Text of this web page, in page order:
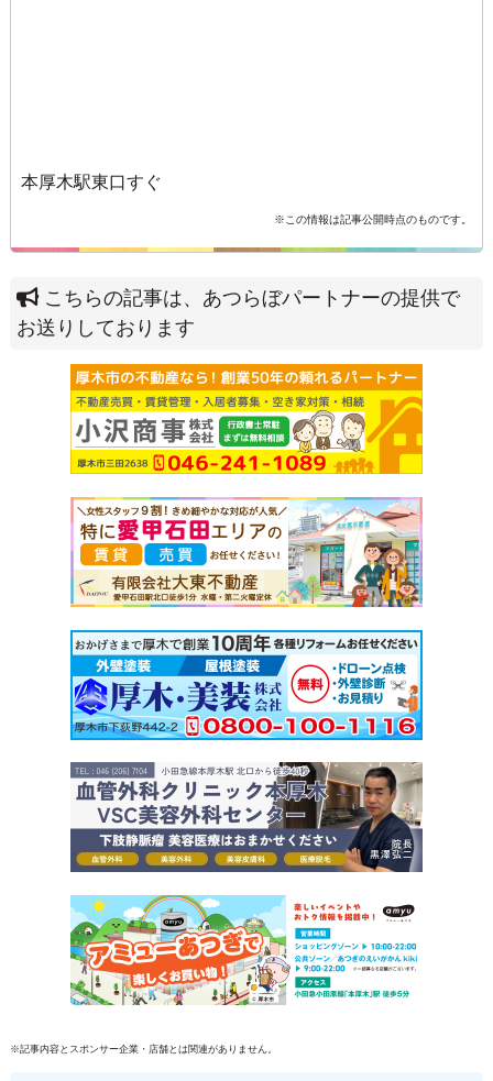
本厚木駅東口すぐ
※この情報は記事公開時点のものです。
こちらの記事は、あつらぼパートナーの提供で
お送りしております
※記事内容とスポンサー企業・店舗とは関連がありません。